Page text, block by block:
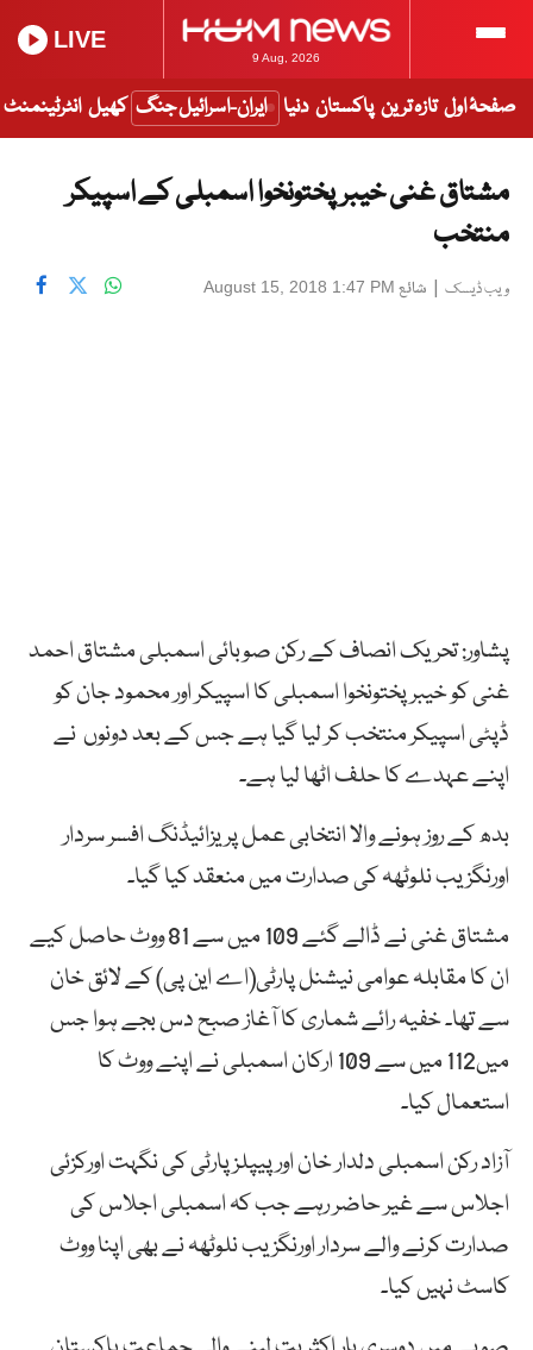
9 Aug, 2026
LIVE
صفحۂ اول تازہ ترین پاکستان دنیا ایران-اسرائیل جنگ کھیل انٹرٹینمنٹ
مشتاق غنی خیبرپختونخوا اسمبلی کے اسپیکر
منتخب
ویب ڈیسک | شائع August 15, 2018 1:47 PM
پشاور: تحریک انصاف کے رکن صوبائی اسمبلی مشتاق احمد
غنی کو خیبرپختونخوا اسمبلی کا اسپیکر اور محمود جان کو
ڈپٹی اسپیکر منتخب کر لیا گیا ہے جس کے بعد دونوں نے
اپنے عہدے کا حلف اٹھا لیا ہے۔
بدھ کے روز ہونے والا انتخابی عمل پریزائیڈنگ افسر سردار
اورنگزیب نلوٹھہ کی صدارت میں منعقد کیا گیا۔
مشتاق غنی نے ڈالے گئے 109 میں سے 81 ووٹ حاصل کیے
ان کا مقابلہ عوامی نیشنل پارٹی(اے این پی) کے لائق خان
سے تھا۔ خفیہ رائے شماری کا آغاز صبح دس بجے ہوا جس
میں112 میں سے 109 ارکان اسمبلی نے اپنے ووٹ کا
استعمال کیا۔
آزاد رکن اسمبلی دلدار خان اور پیپلز پارٹی کی نگہت اورکزئی
اجلاس سے غیر حاضر رہے جب کہ اسمبلی اجلاس کی
صدارت کرنے والے سردار اورنگزیب نلوٹھہ نے بھی اپنا ووٹ
کاسٹ نہیں کیا۔